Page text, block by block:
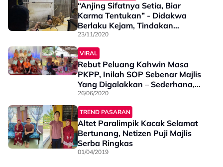
“Anjing Sifatnya Setia, Biar
Karma Tentukan” - Didakwa
Berlaku Kejam, Tindakan
Anggota Majlis Ini Cetus
Pertikaian
23/11/2020
VIRAL
Rebut Peluang Kahwin Masa
PKPP, Inilah SOP Sebenar Majlis
Yang Digalakkan – Sederhana,
Buat Yang Wajib Saja.
26/06/2020
TREND PASARAN
Altet Paralimpik Kacak Selamat
Bertunang, Netizen Puji Majlis
Serba Ringkas
01/04/2019